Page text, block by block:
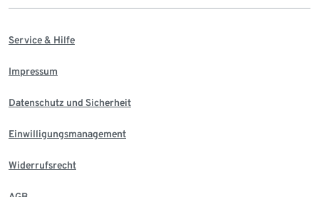
Service & Hilfe
Impressum
Datenschutz und Sicherheit
Einwilligungsmanagement
Widerrufsrecht